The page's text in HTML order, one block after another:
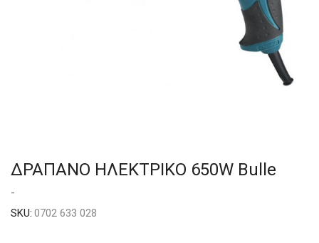
ΔΡΑΠΑΝΟ ΗΛΕΚΤΡΙΚΟ 650W Bulle
-
SKU: 0702 633 028